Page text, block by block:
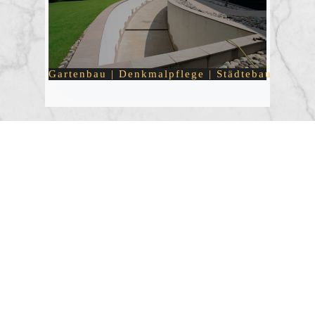
Gartenbau | Denkmalpflege | Städtebau
test